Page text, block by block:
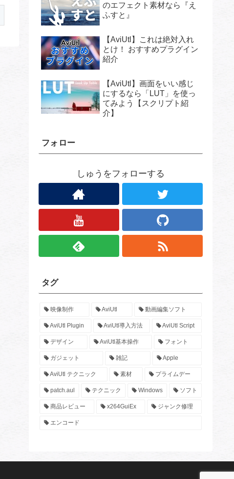
のエフェクト素材なら『え
ふすと』
【AviUtl】これは絶対入れ
とけ！ おすすめプラグイン
紹介
【AviUtl】画面をいい感じ
にするなら「LUT」を使っ
てみよう【スクリプト紹
介】
フォロー
しゅうをフォローする
タグ
映像制作 AviUtl 動画編集ソフト
AviUtl Plugin AviUtl導入方法 AviUtl Script
デザイン AviUtl基本操作 フォント
ガジェット 雑記 Apple
AviUtl テクニック 素材 プライムデー
patch.aul テクニック Windows ソフト
商品レビュー x264GuiEx ジャンク修理
エンコード